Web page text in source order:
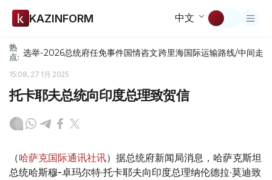
KAZINFORM 中文
热
点: 选举-2026总统府任免事件国情咨文跨里海国际运输路线/中间走廊
15:08, 27 1月 2025
托卡耶夫总统向印度总理致贺信
（哈萨克国际通讯社讯）据总统府新闻局消息，哈萨克斯坦
总统哈斯穆-卓玛尔特·托卡耶夫向印度总理纳伦德拉·莫迪致